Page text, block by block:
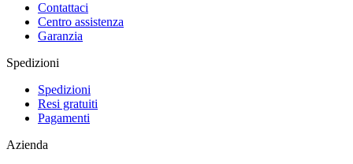
Contattaci
Centro assistenza
Garanzia
Spedizioni
Spedizioni
Resi gratuiti
Pagamenti
Azienda